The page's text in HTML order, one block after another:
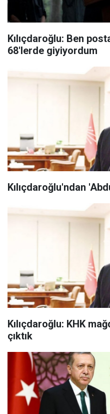
Kılıçdaroğlu: Ben
68'lerde giyiyordum
Kılıçdaroğlu'ndan
Kılıçdaroğlu: KHK
çıktık